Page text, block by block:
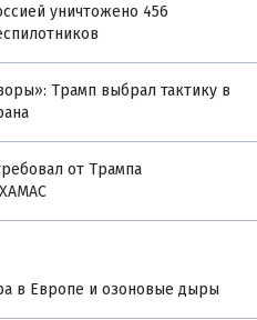
уничтожено 456
Трамп выбрал тактику в
от Трампа
в Европе и озоновые дыры